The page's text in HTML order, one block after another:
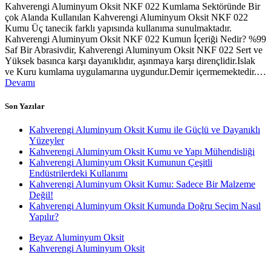
Kahverengi Aluminyum Oksit NKF 022 Kumlama Sektöründe Bir
çok Alanda Kullanılan Kahverengi Aluminyum Oksit NKF 022
Kumu Üç tanecik farklı yapısında kullanıma sunulmaktadır.
Kahverengi Aluminyum Oksit NKF 022 Kumun İçeriği Nedir? %99
Saf Bir Abrasivdir, Kahverengi Aluminyum Oksit NKF 022 Sert ve
Yüksek basınca karşı dayanıklıdır, aşınmaya karşı dirençlidir.Islak
ve Kuru kumlama uygulamarına uygundur.Demir içermemektedir.…
Devamı
Son Yazılar
Kahverengi Aluminyum Oksit Kumu ile Güçlü ve Dayanıklı
Yüzeyler
Kahverengi Aluminyum Oksit Kumu ve Yapı Mühendisliği
Kahverengi Aluminyum Oksit Kumunun Çeşitli
Endüstrilerdeki Kullanımı
Kahverengi Aluminyum Oksit Kumu: Sadece Bir Malzeme
Değil!
Kahverengi Aluminyum Oksit Kumunda Doğru Seçim Nasıl
Yapılır?
Beyaz Aluminyum Oksit
Kahverengi Aluminyum Oksit